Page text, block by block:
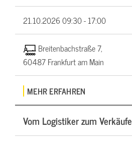
21.10.202609:30 - 17:00
Breitenbachstraße 7,
60487 Frankfurt am Main
MEHR ERFAHREN
Vom Logistiker zum